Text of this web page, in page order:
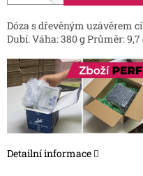
Dóza s dřevěným uzávěrem
Dubí. Váha: 380 g Průměr:
Detailní informace